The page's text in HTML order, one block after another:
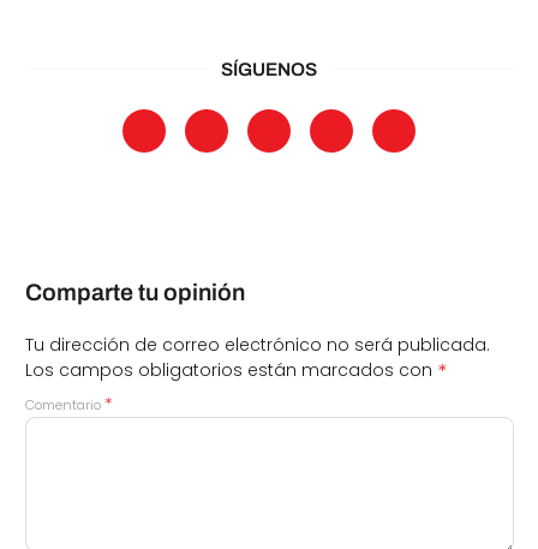
SÍGUENOS
Comparte tu opinión
Tu dirección de correo electrónico no será publicada.
Los campos obligatorios están marcados con *
Comentario *